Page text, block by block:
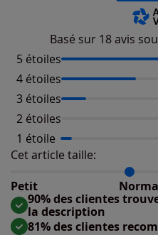
Basé sur 18 avis
5 étoiles
4 étoiles
3 étoiles
2 étoiles
1 étoile
Cet article taille:
Petit
Répartition du taillant selon
Taille normalement :
Taille petit : 18%
Taille grand : 0%
90% des clientes
la description
81% des clientes